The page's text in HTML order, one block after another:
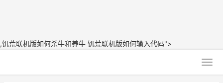
,饥荒联机版如何杀牛和养牛 饥荒联机版如何输入代码">